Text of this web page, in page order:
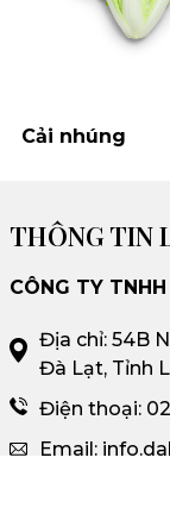
Cải nhúng
THÔNG TIN
CÔNG TY
Địa chỉ: 54B
Đà Lạt, Tỉnh
Điện thoại:
Email: